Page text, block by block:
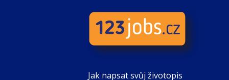
Jak napsat svůj životopis